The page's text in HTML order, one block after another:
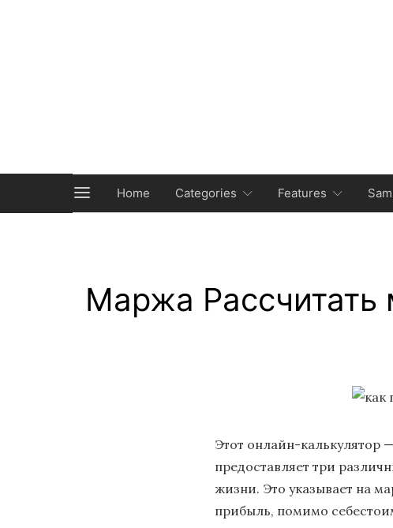
Home Categories Features
Маржа Рассчитать
Этот онлайн-калькулятор
предоставляет три
жизни. Это указывает на
прибыль, помимо